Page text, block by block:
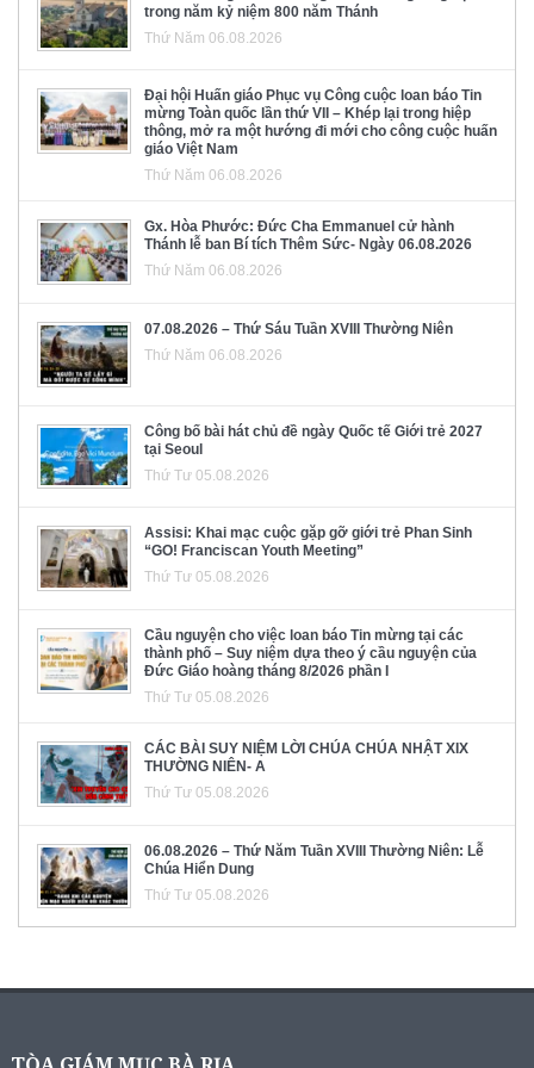
trong năm kỷ niệm 800 năm Thánh
Thứ Năm 06.08.2026
Đại hội Huấn giáo Phục vụ Công cuộc loan báo Tin
mừng Toàn quốc lần thứ VII – Khép lại trong hiệp
thông, mở ra một hướng đi mới cho công cuộc huấn
giáo Việt Nam
Thứ Năm 06.08.2026
Gx. Hòa Phước: Đức Cha Emmanuel cử hành
Thánh lễ ban Bí tích Thêm Sức- Ngày 06.08.2026
Thứ Năm 06.08.2026
07.08.2026 – Thứ Sáu Tuần XVIII Thường Niên
Thứ Năm 06.08.2026
Công bố bài hát chủ đề ngày Quốc tế Giới trẻ 2027
tại Seoul
Thứ Tư 05.08.2026
Assisi: Khai mạc cuộc gặp gỡ giới trẻ Phan Sinh
“GO! Franciscan Youth Meeting”
Thứ Tư 05.08.2026
Cầu nguyện cho việc loan báo Tin mừng tại các
thành phố – Suy niệm dựa theo ý cầu nguyện của
Đức Giáo hoàng tháng 8/2026 phần I
Thứ Tư 05.08.2026
CÁC BÀI SUY NIỆM LỜI CHÚA CHÚA NHẬT XIX
THƯỜNG NIÊN- A
Thứ Tư 05.08.2026
06.08.2026 – Thứ Năm Tuần XVIII Thường Niên: Lễ
Chúa Hiển Dung
Thứ Tư 05.08.2026